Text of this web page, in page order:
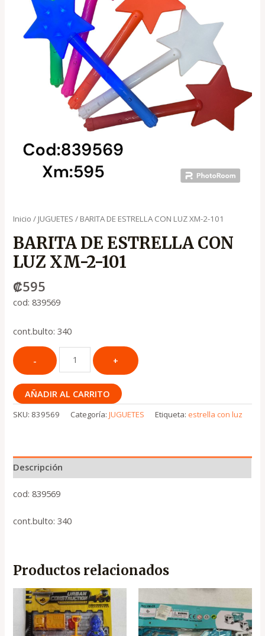
Inicio / JUGUETES / BARITA DE ESTRELLA CON LUZ XM-2-101
BARITA DE ESTRELLA CON
LUZ XM-2-101
₡595
cod: 839569
cont.bulto: 340
AÑADIR AL CARRITO
SKU: 839569 Categoría:JUGUETES Etiqueta: estrella con luz
Descripción
cod: 839569
cont.bulto: 340
Productos relacionados